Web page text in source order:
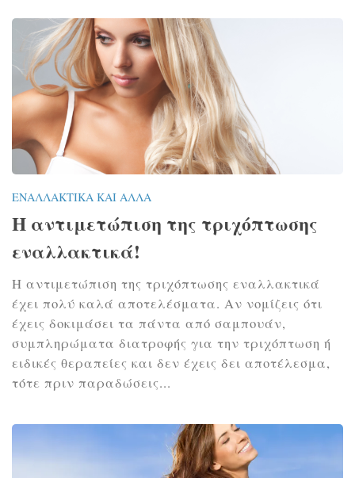
ΕΝΑΛΛΑΚΤΙΚΆ ΚΑΙ ΆΛΛΑ
Η αντιμετώπιση της τριχόπτωσης
εναλλακτικά!
Η αντιμετώπιση της τριχόπτωσης εναλλακτικά
έχει πολύ καλά αποτελέσματα. Αν νομίζεις ότι
έχεις δοκιμάσει τα πάντα από σαμπουάν,
συμπληρώματα διατροφής για την τριχόπτωση ή
ειδικές θεραπείες και δεν έχεις δει αποτέλεσμα,
τότε πριν παραδώσεις...